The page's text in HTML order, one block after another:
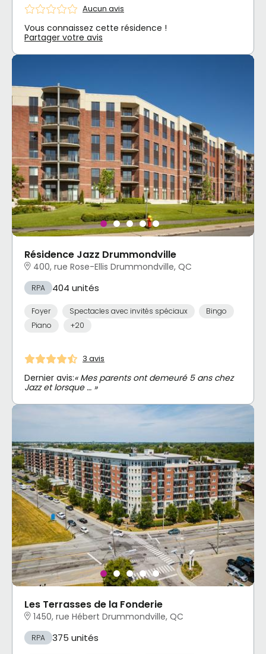
Aucun avis
Vous connaissez cette résidence !
Partager votre avis
Résidence Jazz Drummondville
400, rue Rose-Ellis Drummondville, QC
RPA 404 unités
Foyer Spectacles avec invités spéciaux
Bingo
Piano
+20
3 avis
Dernier avis:« Mes parents ont demeuré 5 ans chez
Jazz et lorsque … »
Les Terrasses de la Fonderie
1450, rue Hébert Drummondville, QC
RPA 375 unités